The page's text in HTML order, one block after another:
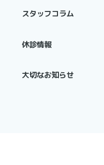
スタッフコラム
休診情報
大切なお知らせ